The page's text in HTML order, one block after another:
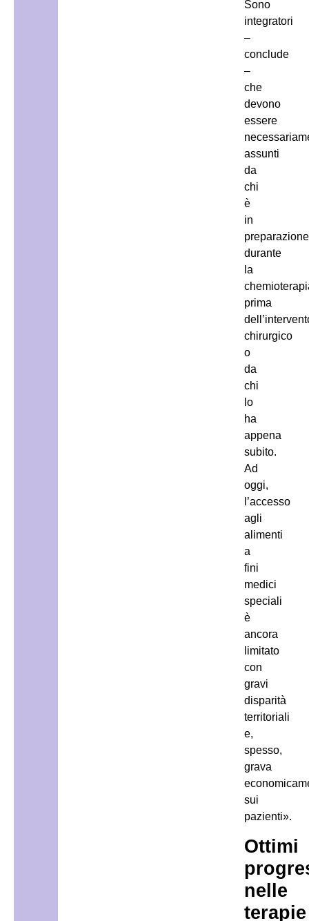
Sono
integratori
–
conclude
–
che
devono
essere
assunti
da
chi
è
in
preparazione
durante
la
prima
chirurgico
o
da
chi
lo
ha
appena
subito.
Ad
oggi,
l’accesso
agli
alimenti
a
fini
medici
speciali
è
ancora
limitato
con
gravi
disparità
territoriali
e,
spesso,
grava
sui
pazienti».
Ottimi
nelle
terapie